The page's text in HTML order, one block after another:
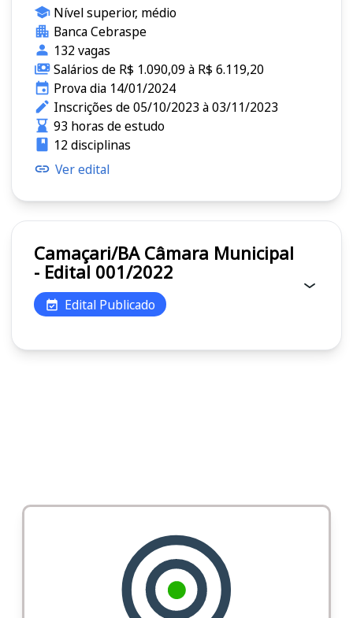
Nível superior, médio
Banca Cebraspe
132 vagas
Salários de R$ 1.090,09 à R$ 6.119,20
Prova dia 14/01/2024
Inscrições de 05/10/2023 à 03/11/2023
93 horas de estudo
12 disciplinas
Ver edital
Camaçari/BA Câmara Municipal
- Edital 001/2022
Edital Publicado